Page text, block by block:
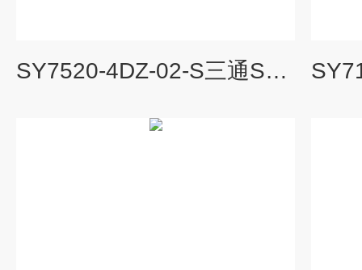
SY7520-4DZ-02-S三通SMC电磁阀库存充足